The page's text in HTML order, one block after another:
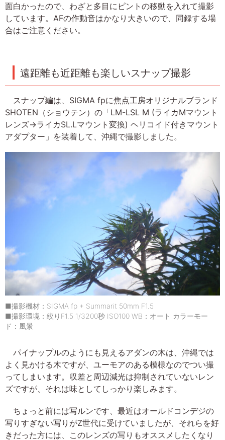
面白かったので、わざと多目にピントの移動を入れて撮影
しています。AFの作動音はかなり大きいので、同録する場
合はご注意ください。
遠距離も近距離も楽しいスナップ撮影
スナップ編は、SIGMA fpに焦点工房オリジナルブランド
SHOTEN（ショウテン）の「LM-LSL M (ライカMマウント
レンズ→ライカSL.Lマウント変換) ヘリコイド付きマウント
アダプター」を装着して、沖縄で撮影しました。
■撮影機材：SIGMA fp + Summarit 50mm F1.5
■撮影環境：絞りF1.5 1/3200秒 ISO100 WB：オート カラーモー
ド：風景
パイナップルのようにも見えるアダンの木は、沖縄では
よく見かける木ですが、ユーモアのある模様なのでつい撮
ってしまいます。収差と周辺減光は抑制されていないレン
ズですが、それは味としてしっかり楽しみます。
ちょっと前には写ルンです、最近はオールドコンデジの
写りすぎない写りがZ世代に受けていましたが、それらを好
きだった方には、このレンズの写りもオススメしたくなり